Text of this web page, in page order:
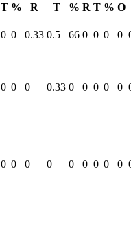
T % R T % R T % O
0 0 0.33 0.5 66 0 0 0 0
0 0 0 0.33 0 0 0 0 0
0 0 0 0 0 0 0 0 0